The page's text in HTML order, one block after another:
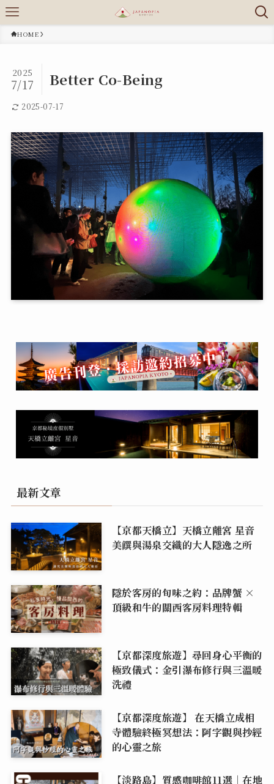
HOME
Better Co-Being
2025
7/17
2025-07-17
最新文章
【京都天橋立】天橋立離宮 星音
美饌與湯泉交織的大人隱逸之所
隱於客房的旬味之約：品牌蟹 ×
頂級和牛的關西客房料理特輯
【京都深度旅遊】尋回身心平衡的
極致儀式：金引瀑布修行與三溫暖
洗禮
【京都深度旅遊】 在天橋立成相
寺體驗終極冥想法：阿字觀與抄經
的心靈之旅
【淡路島】質感咖啡館11選｜在地